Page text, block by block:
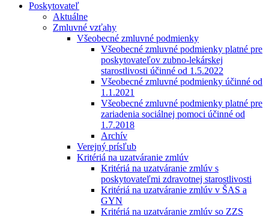
Poskytovateľ
Aktuálne
Zmluvné vzťahy
Všeobecné zmluvné podmienky
Všeobecné zmluvné podmienky platné pre
poskytovateľov zubno-lekárskej
starostlivosti účinné od 1.5.2022
Všeobecné zmluvné podmienky účinné od
1.1.2021
Všeobecné zmluvné podmienky platné pre
zariadenia sociálnej pomoci účinné od
1.7.2018
Archív
Verejný prísľub
Kritériá na uzatváranie zmlúv
Kritériá na uzatváranie zmlúv s
poskytovateľmi zdravotnej starostlivosti
Kritériá na uzatváranie zmlúv v ŠAS a
GYN
Kritériá na uzatváranie zmlúv so ZZS